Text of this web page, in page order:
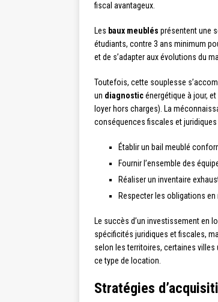
fiscal avantageux.
Les baux meublés présentent une
étudiants, contre 3 ans minimum
et de s’adapter aux évolutions du
Toutefois, cette souplesse
un diagnosticénergétique à jour,
loyer hors charges). La
conséquences fiscales et juridiques
Établir un bail meublé
Fournir l’ensemble des
Réaliser un inventaire
Respecter les obligations
Le succès d’un investissement en
spécificités juridiques et fiscales,
selon les territoires, certaines
ce type de location.
Stratégies